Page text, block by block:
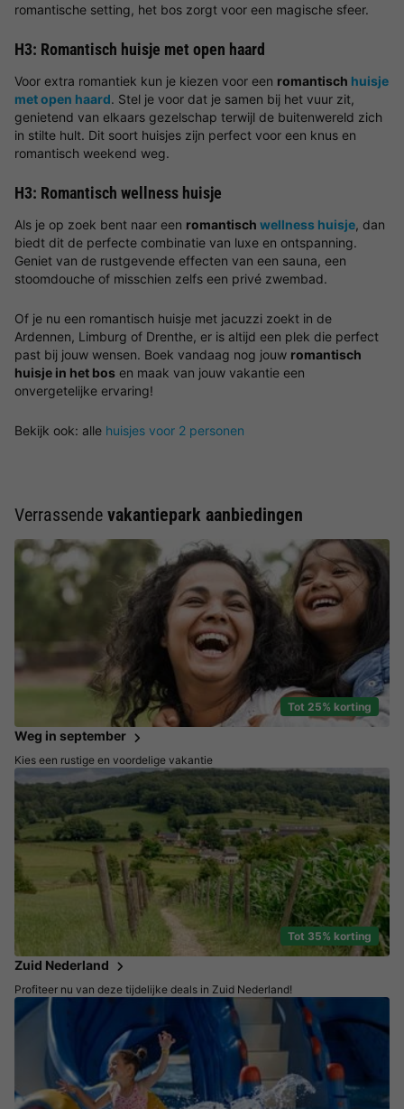
romantische setting, het bos zorgt voor een magische sfeer.
H3: Romantisch huisje met open haard
Voor extra romantiek kun je kiezen voor een romantisch huisje
met open haard. Stel je voor dat je samen bij het vuur zit,
genietend van elkaars gezelschap terwijl de buitenwereld zich
in stilte hult. Dit soort huisjes zijn perfect voor een knus en
romantisch weekend weg.
H3: Romantisch wellness huisje
Als je op zoek bent naar een romantisch wellness huisje, dan
biedt dit de perfecte combinatie van luxe en ontspanning.
Geniet van de rustgevende effecten van een sauna, een
stoomdouche of misschien zelfs een privé zwembad.
Of je nu een romantisch huisje met jacuzzi zoekt in de
Ardennen, Limburg of Drenthe, er is altijd een plek die perfect
past bij jouw wensen. Boek vandaag nog jouw romantisch
huisje in het bos en maak van jouw vakantie een
onvergetelijke ervaring!
Bekijk ook: alle huisjes voor 2 personen
Verrassende vakantiepark aanbiedingen
Tot 25% korting
Weg in september
Kies een rustige en voordelige vakantie
Tot 35% korting
Zuid Nederland
Profiteer nu van deze tijdelijke deals in Zuid Nederland!